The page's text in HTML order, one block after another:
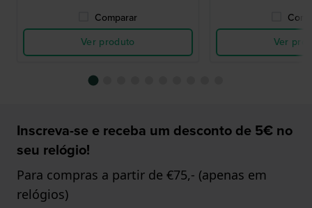
Comparar
Ver produto
Ver
Inscreva-se e receba um desconto de 5€ no
seu relógio!
Para compras a partir de €75,- (apenas em
relógios)